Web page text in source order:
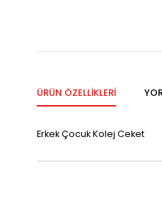
ÜRÜN ÖZELLIKLERI
Erkek Çocuk Kolej Ceket